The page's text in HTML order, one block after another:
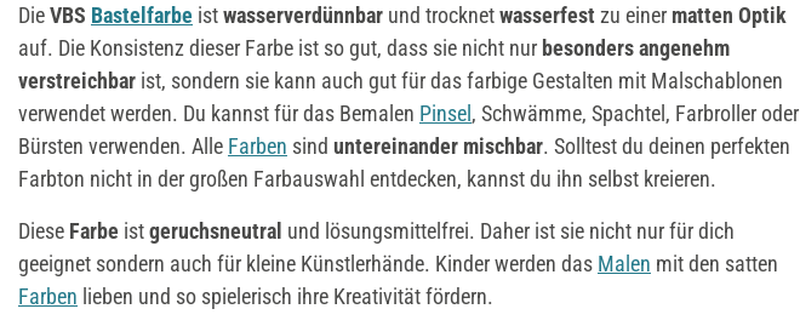
DieVBS Bastelfarbe istwasserverdünnbar und trocknetwasserfest zu einer matten Optik
auf. Die Konsistenz dieser Farbe ist so gut, dass sie nicht nur besonders angenehm
verstreichbar ist, sondern sie kann auch gut für das farbige Gestalten mit Malschablonen
verwendet werden. Du kannst für das Bemalen Pinsel, Schwämme, Spachtel, Farbroller oder
Bürsten verwenden. Alle Farben sind untereinander mischbar. Solltest du deinen perfekten
Farbton nicht in der großen Farbauswahl entdecken, kannst du ihn selbst kreieren.
Diese Farbe istgeruchsneutral und lösungsmittelfrei. Daher ist sie nicht nur für dich
geeignet sondern auch für kleine Künstlerhände. Kinder werden das Malen mit den satten
Farben lieben und so spielerisch ihre Kreativität fördern.